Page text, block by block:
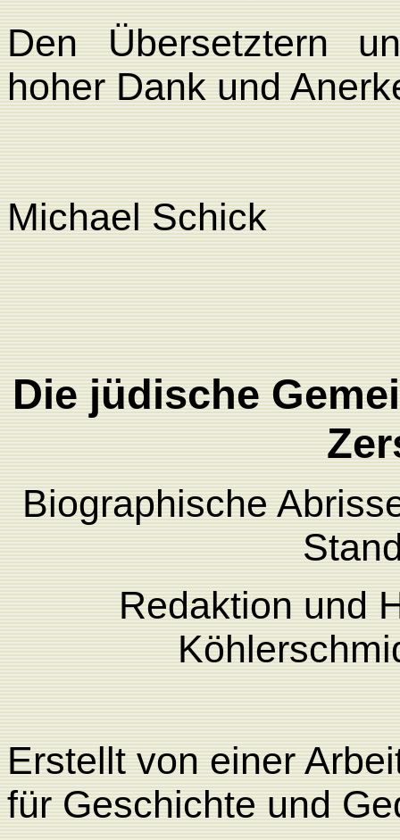
Den Übersetztern
hoher Dank und
Michael Schick
Die jüdische
Biographische
Redaktion und
Erstellt von einer
für Geschichte und